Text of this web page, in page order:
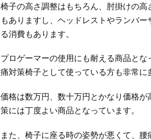
椅子の高さ調整はもちろん、肘掛けの高
もありますし、ヘッドレストやランバー
る消費もあります。
プロゲーマーの使用にも耐える商品とな
痛対策椅子として使っている方も非常に
価格は数万円、数十万円とかなり価格が
策には丁度よい商品となっています。
また、椅子に座る時の姿勢が悪くて、